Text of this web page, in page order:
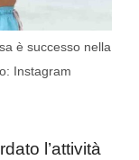
è successo nella
Instagram
l’attività